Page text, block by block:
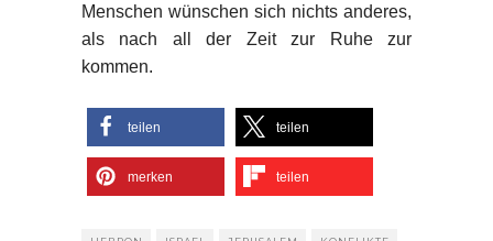
Menschen wünschen sich nichts anderes,
als nach all der Zeit zur Ruhe zur
kommen.
teilen teilen
merken teilen